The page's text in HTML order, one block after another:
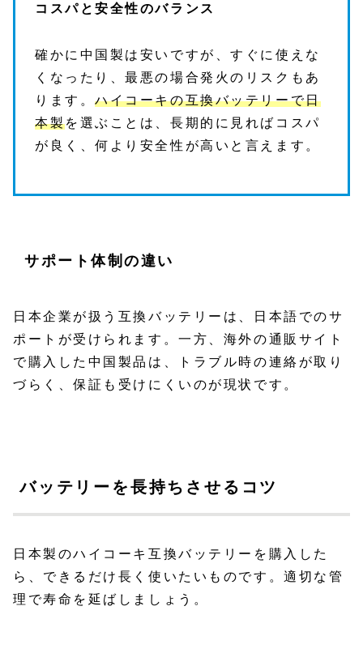
コスパと安全性のバランス
確かに中国製は安いですが、すぐに使えな
くなったり、最悪の場合発火のリスクもあ
ります。ハイコーキの互換バッテリーで日
本製を選ぶことは、長期的に見ればコスパ
が良く、何より安全性が高いと言えます。
サポート体制の違い
日本企業が扱う互換バッテリーは、日本語でのサ
ポートが受けられます。一方、海外の通販サイト
で購入した中国製品は、トラブル時の連絡が取り
づらく、保証も受けにくいのが現状です。
バッテリーを長持ちさせるコツ
日本製のハイコーキ互換バッテリーを購入した
ら、できるだけ長く使いたいものです。適切な管
理で寿命を延ばしましょう。